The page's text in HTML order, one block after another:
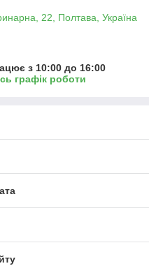
22, Полтава, Україна
з 10:00 до 16:00
графік роботи